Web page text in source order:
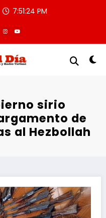
7:51:24 PM
sirio
de
al Hezbollah